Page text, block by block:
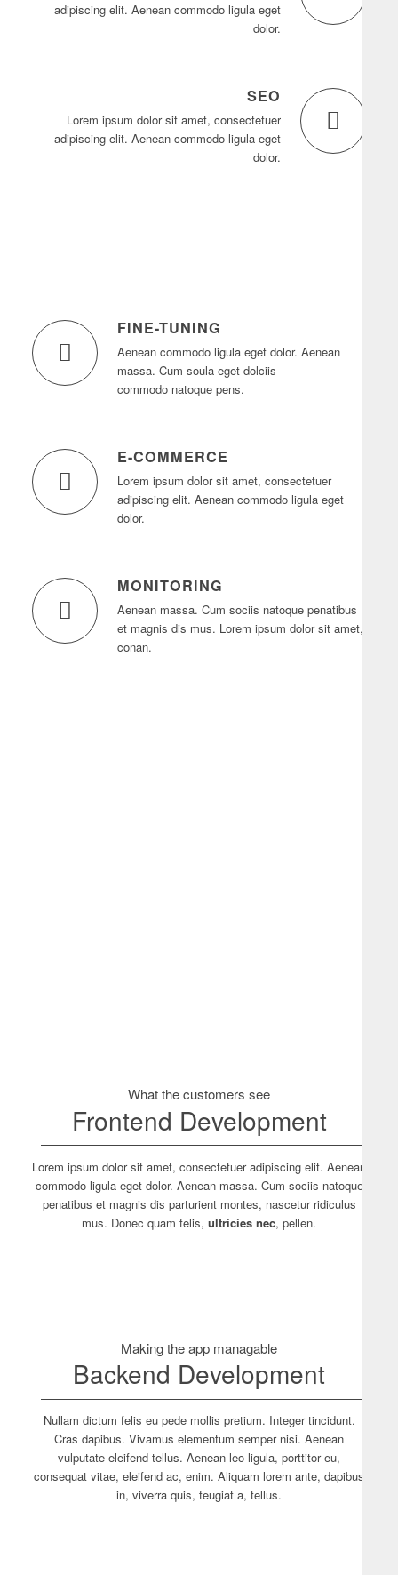
adipiscing elit. Aenean commodo ligula eget
dolor.
SEO
Lorem ipsum dolor sit amet, consectetuer
adipiscing elit. Aenean commodo ligula eget
dolor.
FINE-TUNING
Aenean commodo ligula eget dolor. Aenean
massa. Cum soula eget dolciis
commodo natoque pens.
E-COMMERCE
Lorem ipsum dolor sit amet, consectetuer
adipiscing elit. Aenean commodo ligula eget
dolor.
MONITORING
Aenean massa. Cum sociis natoque penatibus
et magnis dis mus. Lorem ipsum dolor sit amet,
conan.
What the customers see
Frontend Development
Lorem ipsum dolor sit amet, consectetuer adipiscing elit. Aenean
commodo ligula eget dolor. Aenean massa. Cum sociis natoque
penatibus et magnis dis parturient montes, nascetur ridiculus
mus. Donec quam felis, ultricies nec, pellen.
Making the app managable
Backend Development
Nullam dictum felis eu pede mollis pretium. Integer tincidunt.
Cras dapibus. Vivamus elementum semper nisi. Aenean
vulputate eleifend tellus. Aenean leo ligula, porttitor eu,
consequat vitae, eleifend ac, enim. Aliquam lorem ante, dapibus
in, viverra quis, feugiat a, tellus.